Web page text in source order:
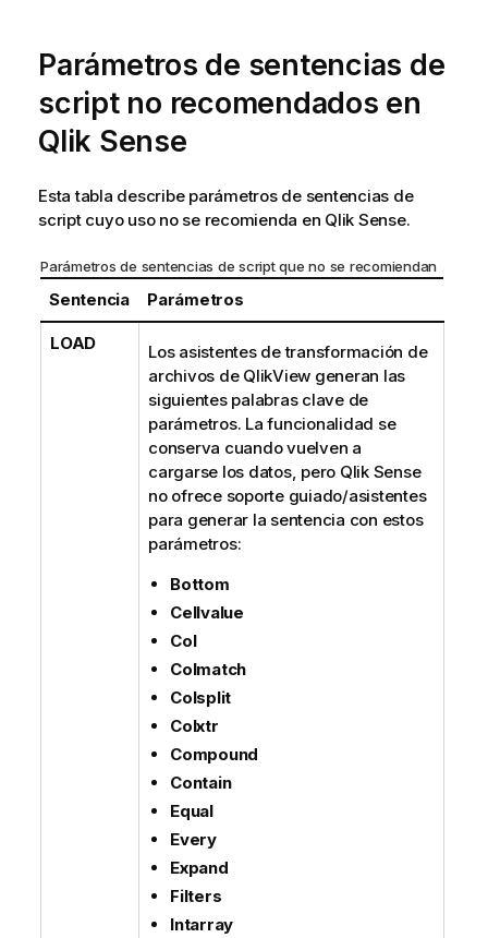
Parámetros de sentencias de
script no recomendados en
Qlik Sense
Esta tabla describe parámetros de sentencias de
script cuyo uso no se recomienda en Qlik Sense.
Parámetros de sentencias de script que no se recomiendan
Sentencia Parámetros
LOAD
Los asistentes de transformación de
archivos de QlikView generan las
siguientes palabras clave de
parámetros. La funcionalidad se
conserva cuando vuelven a
cargarse los datos, pero Qlik Sense
no ofrece soporte guiado/asistentes
para generar la sentencia con estos
parámetros:
Bottom
Cellvalue
Col
Colmatch
Colsplit
Colxtr
Compound
Contain
Equal
Every
Expand
Filters
Intarray